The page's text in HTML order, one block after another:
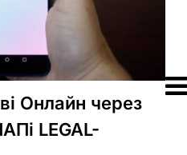
Онлайн через
LEGAL-